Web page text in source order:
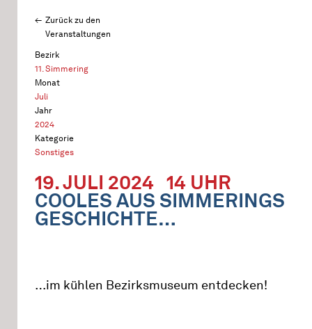
Zurück zu den
Veranstaltungen
Bezirk
11. Simmering
Monat
Juli
Jahr
2024
Kategorie
Sonstiges
19. JULI 2024 14 UHR
COOLES AUS SIMMERINGS
GESCHICHTE…
…im kühlen Bezirksmuseum entdecken!